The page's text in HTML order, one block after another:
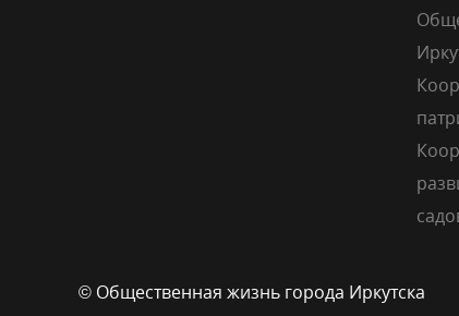
© Общественная жизнь города Иркутска